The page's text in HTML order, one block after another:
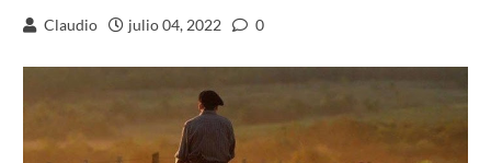
Claudio julio 04, 2022 0